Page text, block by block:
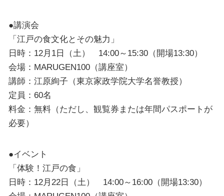
●講演会
「江戸の食文化とその魅力」
日時：12月1日（土） 14:00～15:30（開場13:30）
会場：MARUGEN100（講座室）
講師：江原絢子（東京家政学院大学名誉教授）
定員：60名
料金：無料（ただし、観覧券または年間パスポートが
必要）
●イベント
「体験！江戸の食」
日時：12月22日（土） 14:00～16:00（開場13:30）